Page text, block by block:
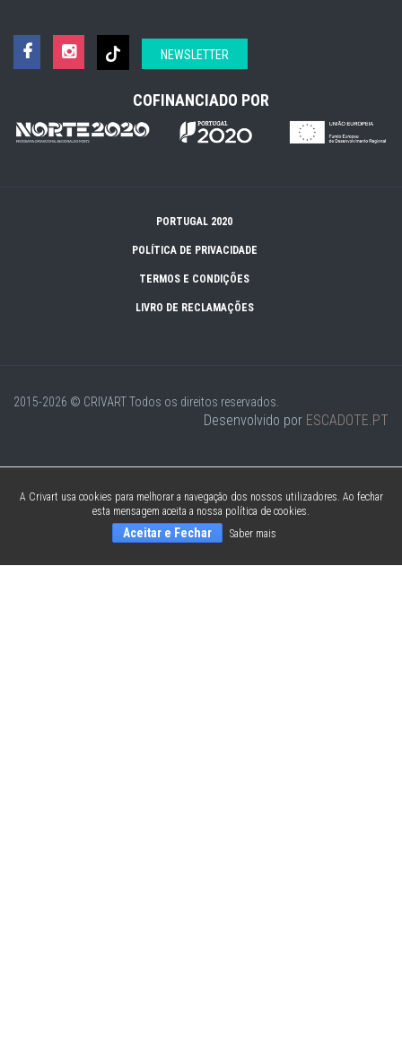
NEWSLETTER
COFINANCIADO POR
PORTUGAL 2020
POLÍTICA DE PRIVACIDADE
TERMOS E CONDIÇÕES
LIVRO DE RECLAMAÇÕES
2015-2026 © CRIVARTTodos os direitos reservados.
Desenvolvido por ESCADOTE.PT
A Crivart usa cookies para melhorar a navegação dos nossos utilizadores. Ao fechar
esta mensagem aceita a nossa política de cookies.
Aceitar e Fechar Saber mais